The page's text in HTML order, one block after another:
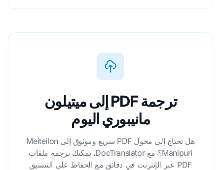
ترجمة PDF إلى ميتيلون
مانيبوري اليوم
هل تحتاج إلى محول PDF سريع وموثوق إلى Meiteilon
Manipuri؟ مع DocTranslator، يمكنك ترجمة ملفات
PDF عبر الإنترنت في دقائق مع الحفاظ على التنسيق